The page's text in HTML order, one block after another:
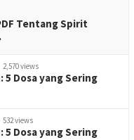
Tentang Spirit
2,570 views
Dosa yang Sering
532 views
Dosa yang Sering